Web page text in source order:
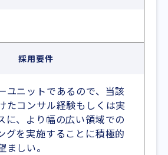
採用要件
ユニットであるので、当該
たコンサル経験もしくは実
に、より幅の広い領域での
グを実施することに積極的
しい。